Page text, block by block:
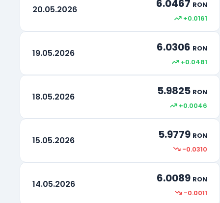
Rand Sud-African
20.05.2026 6.0467 RON
+0.0161
19.05.2026 6.0306 RON
+0.0481
18.05.2026 5.9825 RON
+0.0046
15.05.2026 5.9779 RON
-0.0310
14.05.2026 6.0089 RON
-0.0011